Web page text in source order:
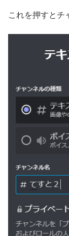
これを押すとチ